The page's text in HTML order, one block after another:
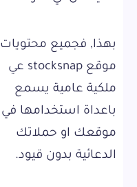
بهذا, فجميع محتويات
موقع stocksnap عي
ملكية عامية يسمع
باعداة استخدامها في
موقعك او حملاتك
الدعائية بدون قيود.